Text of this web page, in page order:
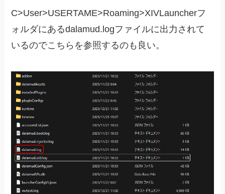
C>User>USERTAME>Roaming>XIVLauncherフ
ォルダにあるdalamud.logファイルに出力されて
いるのでこちらを参照するのも良い。